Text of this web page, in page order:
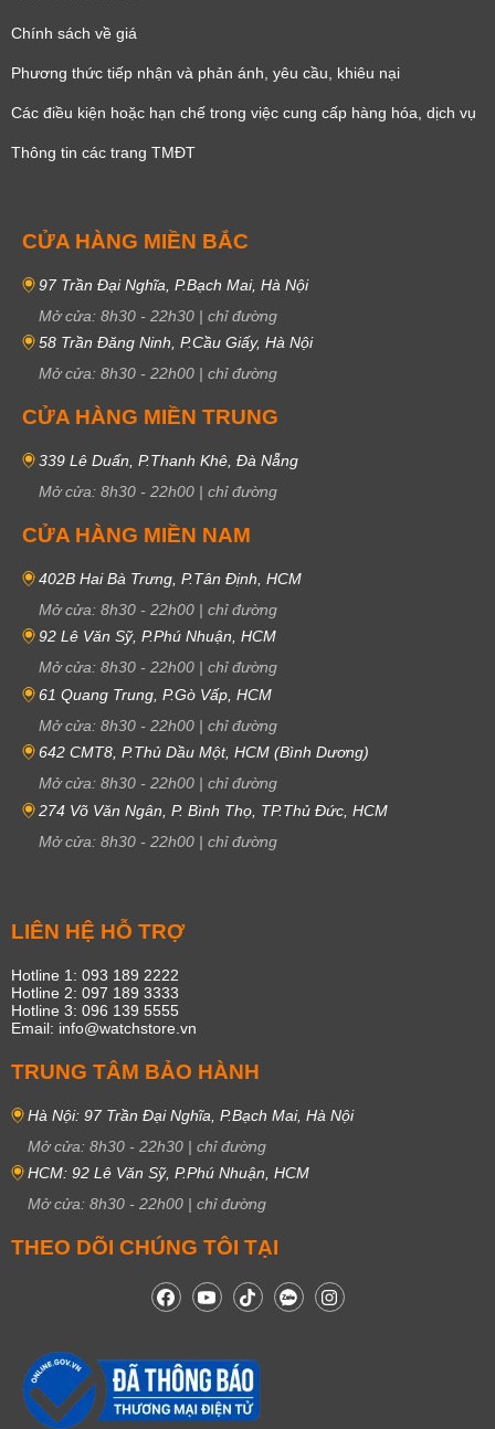
Chính sách về giá
Phương thức tiếp nhận và phản ánh, yêu cầu, khiêu nại
Các điều kiện hoặc hạn chế trong việc cung cấp hàng hóa, dịch vụ
Thông tin các trang TMĐT
CỬA HÀNG MIỀN BẮC
97 Trần Đại Nghĩa, P.Bạch Mai, Hà Nội
Mở cửa: 8h30 - 22h30 | chỉ đường
58 Trần Đăng Ninh, P.Cầu Giấy, Hà Nội
Mở cửa: 8h30 - 22h00 | chỉ đường
CỬA HÀNG MIỀN TRUNG
339 Lê Duẩn, P.Thanh Khê, Đà Nẵng
Mở cửa: 8h30 - 22h00 | chỉ đường
CỬA HÀNG MIỀN NAM
402B Hai Bà Trưng, P.Tân Định, HCM
Mở cửa: 8h30 - 22h00 | chỉ đường
92 Lê Văn Sỹ, P.Phú Nhuận, HCM
Mở cửa: 8h30 - 22h00 | chỉ đường
61 Quang Trung, P.Gò Vấp, HCM
Mở cửa: 8h30 - 22h00 | chỉ đường
642 CMT8, P.Thủ Dầu Một, HCM (Bình Dương)
Mở cửa: 8h30 - 22h00 | chỉ đường
274 Võ Văn Ngân, P. Bình Thọ, TP.Thủ Đức, HCM
Mở cửa: 8h30 - 22h00 | chỉ đường
LIÊN HỆ HỖ TRỢ
Hotline 1: 093 189 2222
Hotline 2: 097 189 3333
Hotline 3: 096 139 5555
Email: info@watchstore.vn
TRUNG TÂM BẢO HÀNH
Hà Nội: 97 Trần Đại Nghĩa, P.Bạch Mai, Hà Nội
Mở cửa: 8h30 - 22h30 | chỉ đường
HCM: 92 Lê Văn Sỹ, P.Phú Nhuận, HCM
Mở cửa: 8h30 - 22h00 | chỉ đường
THEO DÕI CHÚNG TÔI TẠI